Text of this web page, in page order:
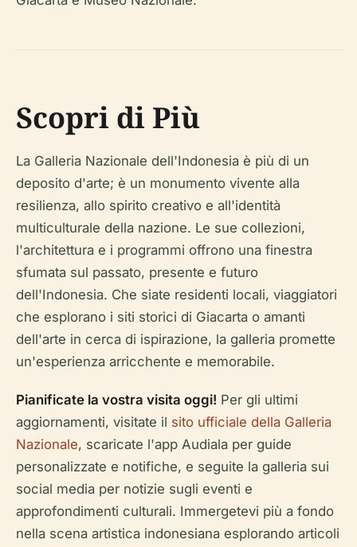
Scopri di Più
La Galleria Nazionale dell'Indonesia è più di un
deposito d'arte; è un monumento vivente alla
resilienza, allo spirito creativo e all'identità
multiculturale della nazione. Le sue collezioni,
l'architettura e i programmi offrono una finestra
sfumata sul passato, presente e futuro
dell'Indonesia. Che siate residenti locali, viaggiatori
che esplorano i siti storici di Giacarta o amanti
dell'arte in cerca di ispirazione, la galleria promette
un'esperienza arricchente e memorabile.
Pianificate la vostra visita oggi! Per gli ultimi
aggiornamenti, visitate il sito ufficiale della Galleria
Nazionale, scaricate l'app Audiala per guide
personalizzate e notifiche, e seguite la galleria sui
social media per notizie sugli eventi e
approfondimenti culturali. Immergetevi più a fondo
nella scena artistica indonesiana esplorando articoli